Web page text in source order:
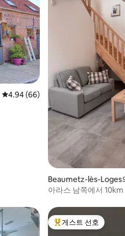
평점 4.94점(5점 만점), 후기 66개
4.94 (66)
Beaumetz-lès-Loges
아라스 남쪽에서 10km
상위 게스트 선호
게스트 선호